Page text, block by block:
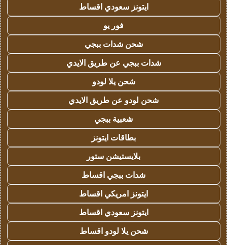
ايتونز سعودي اقساط
فور يو
شحن شدات ببجي
شدات ببجي عن طريق الايدي
شحن يلا لودو
شحن لودو عن طريق الايدي
شعبية ببجي
بطاقات ايتونز
بلايستيشن ستور
شدات ببجي اقساط
ايتونز امريكي اقساط
ايتونز سعودي اقساط
شحن يلا لودو اقساط